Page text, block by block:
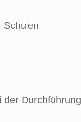
Schulen
der Durchführung